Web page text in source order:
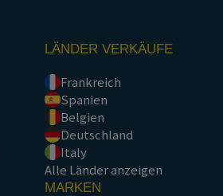
LÄNDER VERKÄUFE
Frankreich
Spanien
Belgien
Deutschland
Italy
Alle Länder anzeigen
MARKEN